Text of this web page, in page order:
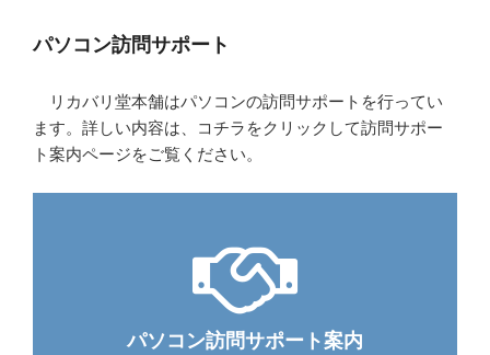
パソコン訪問サポート
リカバリ堂本舗はパソコンの訪問サポートを行ってい
ます。詳しい内容は、コチラをクリックして訪問サポー
ト案内ページをご覧ください。
パソコン訪問サポート案内